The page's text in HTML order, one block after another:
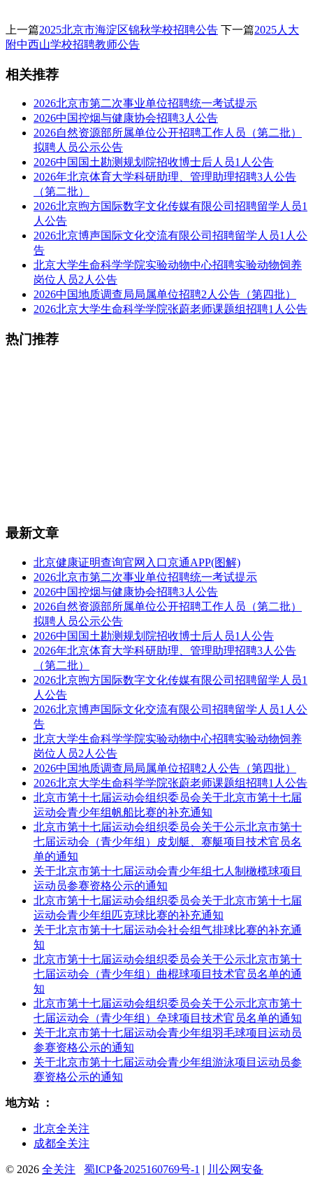
上一篇2025北京市海淀区锦秋学校招聘公告 下一篇2025人大
附中西山学校招聘教师公告
相关推荐
2026北京市第二次事业单位招聘统一考试提示
2026中国控烟与健康协会招聘3人公告
2026自然资源部所属单位公开招聘工作人员（第二批）
拟聘人员公示公告
2026中国国土勘测规划院招收博士后人员1人公告
2026年北京体育大学科研助理、管理助理招聘3人公告
（第二批）
2026北京煦方国际数字文化传媒有限公司招聘留学人员1
人公告
2026北京博声国际文化交流有限公司招聘留学人员1人公
告
北京大学生命科学学院实验动物中心招聘实验动物饲养
岗位人员2人公告
2026中国地质调查局局属单位招聘2人公告（第四批）
2026北京大学生命科学学院张蔚老师课题组招聘1人公告
热门推荐
最新文章
北京健康证明查询官网入口京通APP(图解)
2026北京市第二次事业单位招聘统一考试提示
2026中国控烟与健康协会招聘3人公告
2026自然资源部所属单位公开招聘工作人员（第二批）
拟聘人员公示公告
2026中国国土勘测规划院招收博士后人员1人公告
2026年北京体育大学科研助理、管理助理招聘3人公告
（第二批）
2026北京煦方国际数字文化传媒有限公司招聘留学人员1
人公告
2026北京博声国际文化交流有限公司招聘留学人员1人公
告
北京大学生命科学学院实验动物中心招聘实验动物饲养
岗位人员2人公告
2026中国地质调查局局属单位招聘2人公告（第四批）
2026北京大学生命科学学院张蔚老师课题组招聘1人公告
北京市第十七届运动会组织委员会关于北京市第十七届
运动会青少年组帆船比赛的补充通知
北京市第十七届运动会组织委员会关于公示北京市第十
七届运动会（青少年组）皮划艇、赛艇项目技术官员名
单的通知
关于北京市第十七届运动会青少年组七人制橄榄球项目
运动员参赛资格公示的通知
北京市第十七届运动会组织委员会关于北京市第十七届
运动会青少年组匹克球比赛的补充通知
关于北京市第十七届运动会社会组气排球比赛的补充通
知
北京市第十七届运动会组织委员会关于公示北京市第十
七届运动会（青少年组）曲棍球项目技术官员名单的通
知
北京市第十七届运动会组织委员会关于公示北京市第十
七届运动会（青少年组）垒球项目技术官员名单的通知
关于北京市第十七届运动会青少年组羽毛球项目运动员
参赛资格公示的通知
关于北京市第十七届运动会青少年组游泳项目运动员参
赛资格公示的通知
地方站 ：
北京全关注
成都全关注
© 2026 全关注 蜀ICP备2025160769号-1 | 川公网安备